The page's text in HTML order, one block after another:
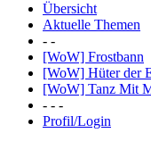
Übersicht
Aktuelle Themen
- -
[WoW] Frostbann
[WoW] Hüter der
[WoW] Tanz Mit
- - -
Profil/Login